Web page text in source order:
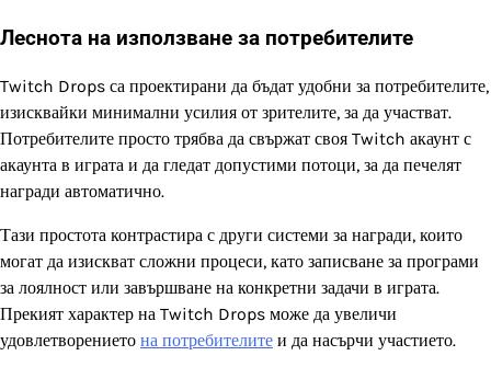
Леснота на използване за потребителите
Twitch Drops са проектирани да бъдат удобни за потребителите,
изисквайки минимални усилия от зрителите, за да участват.
Потребителите просто трябва да свържат своя Twitch акаунт с
акаунта в играта и да гледат допустими потоци, за да печелят
награди автоматично.
Тази простота контрастира с други системи за награди, които
могат да изискват сложни процеси, като записване за програми
за лоялност или завършване на конкретни задачи в играта.
Прекият характер на Twitch Drops може да увеличи
удовлетворението на потребителите и да насърчи участието.